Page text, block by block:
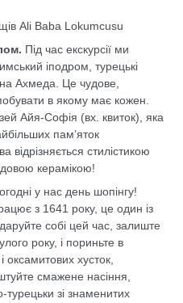
Ali Baba Lokumcusu
Під час екскурсії ми
іподром, турецькі
Ахмеда. Це чудове,
в якому має кожен.
Айя-Софія (вх. квиток), яка
пам’яток
відрізняється стилістикою
керамікою!
у нас день шопінгу!
з 1641 року, це один із
собі цей час, залиште
року, і пориньте в
оксамитових хусток,
смажене насіння,
зі знаменитих